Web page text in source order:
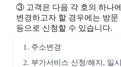
③ 고객은 다음 각 호의 하나
변경하고자 할 경우에는 방
등으로 신청할 수 있습니다.
1. 주소변경
2. 부가서비스 신청/해지, 일